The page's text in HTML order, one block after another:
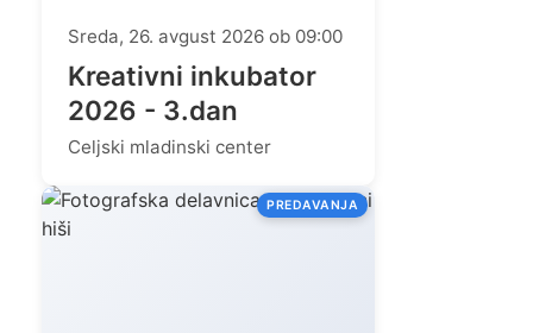
Sreda, 26. avgust 2026 ob 09:00
Kreativni inkubator
2026 - 3.dan
Celjski mladinski center
PREDAVANJA